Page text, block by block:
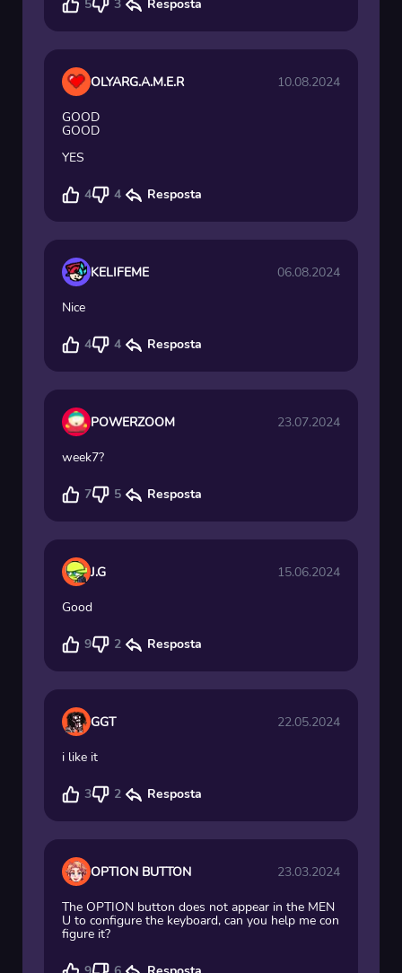
5 3 Resposta
OLYARG.A.M.E.R 10.08.2024
GOOD
GOOD
YES
4 4 Resposta
KELIFEME 06.08.2024
Nice
4 4 Resposta
POWERZOOM 23.07.2024
week7?
7 5 Resposta
J.G 15.06.2024
Good
9 2 Resposta
GGT 22.05.2024
i like it
3 2 Resposta
OPTION BUTTON 23.03.2024
The OPTION button does not appear in the MEN
U to configure the keyboard, can you help me con
figure it?